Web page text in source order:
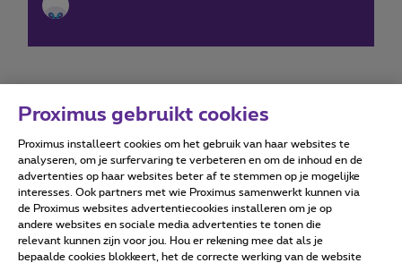
Forumvoorwaarden Accessibility statement
Alle rechten voorbehouden. © Proximus
Proximus gebruikt cookies
Proximus installeert cookies om het gebruik van haar websites te
analyseren, om je surfervaring te verbeteren en om de inhoud en de
advertenties op haar websites beter af te stemmen op je mogelijke
interesses. Ook partners met wie Proximus samenwerkt kunnen via
de Proximus websites advertentiecookies installeren om je op
andere websites en sociale media advertenties te tonen die
relevant kunnen zijn voor jou. Hou er rekening mee dat als je
bepaalde cookies blokkeert, het de correcte werking van de website